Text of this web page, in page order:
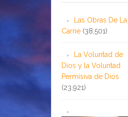
Las Obras De La
Carne (38,501)
La Voluntad de
Dios y la Voluntad
Permisiva de Dios
(23,921)